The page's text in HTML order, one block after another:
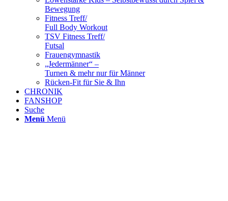
Bewegung
Fitness Treff/
Full Body Workout
TSV Fitness Treff/
Futsal
Frauengymnastik
„Jedermänner“ –
Turnen & mehr nur für Männer
Rücken-Fit für Sie & Ihn
CHRONIK
FANSHOP
Suche
Menü Menü